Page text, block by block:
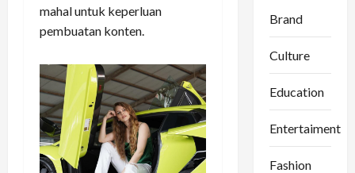
mahal untuk keperluan
pembuatan konten.
Brand
Culture
Education
Entertaiment
Fashion